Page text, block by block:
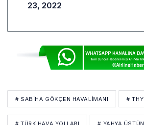
23, 2022
# SABIHA GÖKÇEN HAVALIMANI # THY
# TÜRK HAVA YOLLARI # YAHYA ÜSTÜN